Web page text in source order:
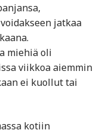
jatkaa
miehiä oli
viikkoa aiemmin
ei kuollut tai
kotiin